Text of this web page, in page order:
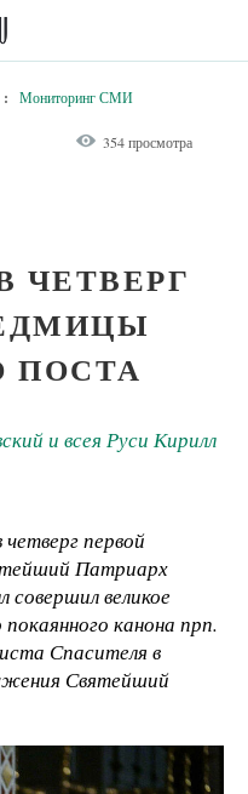
: Мониторинг СМИ
354 просмотра
ЧЕТВЕРГ
ПОСТА
и всея Руси Кирилл
первой
Патриарх
совершил великое
канона прп.
Спасителя в
Святейший